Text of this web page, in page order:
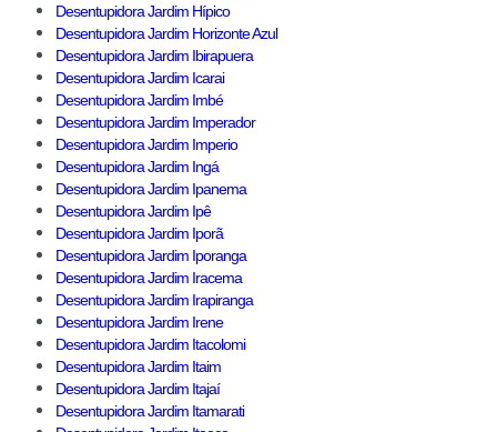
Desentupidora Jardim Hípico
Desentupidora Jardim Horizonte Azul
Desentupidora Jardim Ibirapuera
Desentupidora Jardim Icarai
Desentupidora Jardim Imbé
Desentupidora Jardim Imperador
Desentupidora Jardim Imperio
Desentupidora Jardim Ingá
Desentupidora Jardim Ipanema
Desentupidora Jardim Ipê
Desentupidora Jardim Iporã
Desentupidora Jardim Iporanga
Desentupidora Jardim Iracema
Desentupidora Jardim Irapiranga
Desentupidora Jardim Irene
Desentupidora Jardim Itacolomi
Desentupidora Jardim Itaim
Desentupidora Jardim Itajaí
Desentupidora Jardim Itamarati